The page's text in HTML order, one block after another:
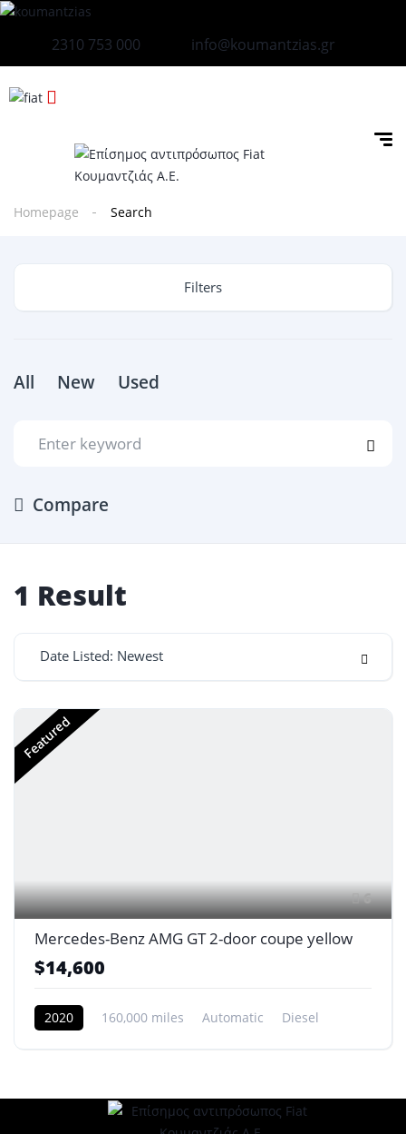
2310 753 000 info@koumantzias.gr
Homepage Search
Filters
All New Used
Compare
1 Result
Date Listed: Newest
Featured
6
Mercedes-Benz AMG GT 2-door coupe yellow
$14,600
2020 160,000 miles Automatic
Diesel